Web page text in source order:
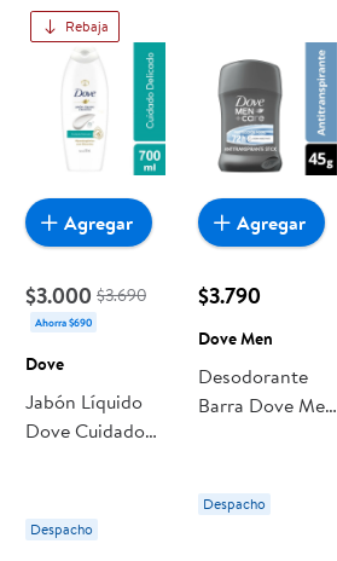
Rebaja
$3.000 $3.690
Ahorra $690
Dove
Jabón Líquido
Dove Cuidado
Despacho
Agregar
$3.790
Dove Men
Desodorante
Barra Dove Men
Despacho
Agregar